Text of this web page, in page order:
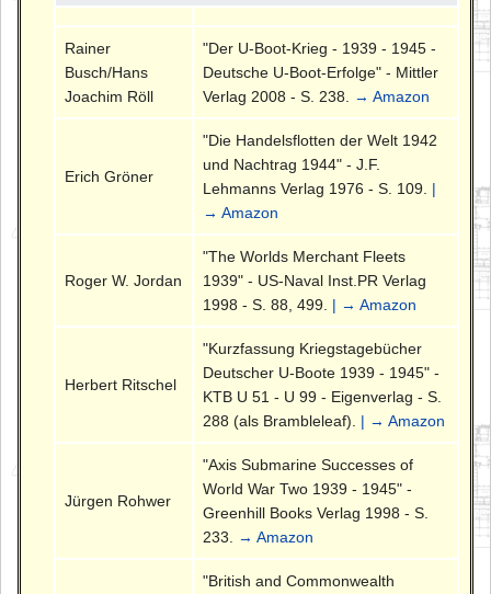
Rainer
Busch/Hans
Joachim Röll
"Der U-Boot-Krieg - 1939 - 1945 -
Deutsche U-Boot-Erfolge" - Mittler
Verlag 2008 - S. 238.
→ Amazon
Erich Gröner
"Die Handelsflotten der Welt 1942
und Nachtrag 1944" - J.F.
Lehmanns Verlag 1976 - S. 109. |
→ Amazon
Roger W. Jordan
"The Worlds Merchant Fleets
1939" - US-Naval Inst.PR Verlag
1998 - S. 88, 499. | → Amazon
Herbert Ritschel
"Kurzfassung Kriegstagebücher
Deutscher U-Boote 1939 - 1945" -
KTB U 51 - U 99 - Eigenverlag - S.
288 (als Brambleleaf). | → Amazon
Jürgen Rohwer
"Axis Submarine Successes of
World War Two 1939 - 1945" -
Greenhill Books Verlag 1998 - S.
233.
→ Amazon
"British and Commonwealth